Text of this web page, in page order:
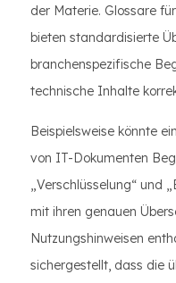
der Materie. Glossare
bieten standardisierte
branchenspezifische
technische Inhalte
Beispielsweise könnte
von IT-Dokumenten
„Verschlüsselung“ und
mit ihren genauen
Nutzungshinweisen
sichergestellt, dass die